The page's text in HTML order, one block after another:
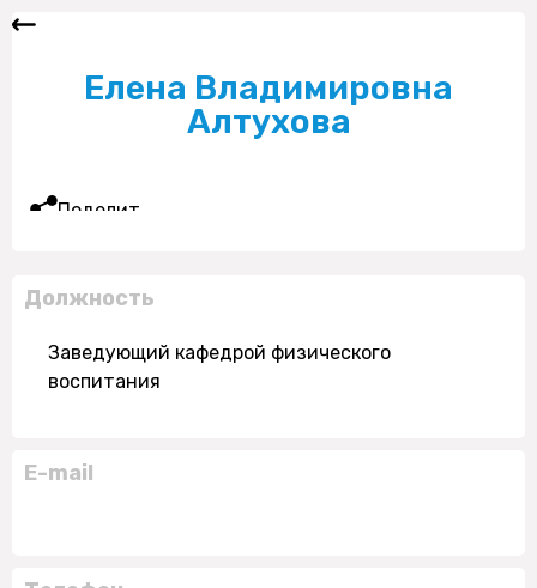
Елена Владимировна
Алтухова
Поделиться
Должность
Заведующий кафедрой физического
воспитания
E-mail